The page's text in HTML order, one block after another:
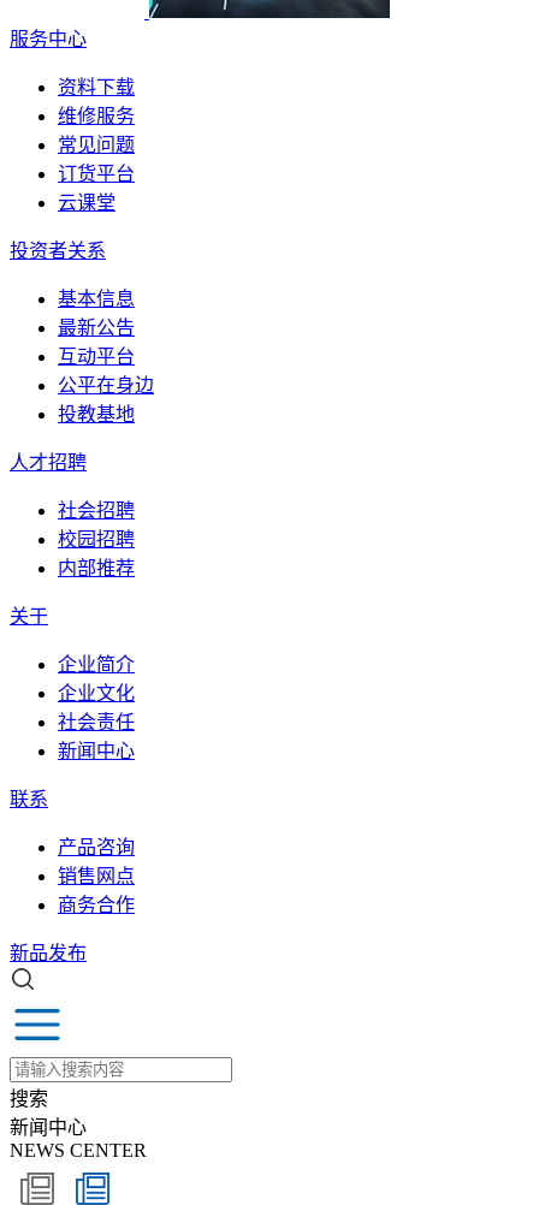
服务中心
资料下载
维修服务
常见问题
订货平台
云课堂
投资者关系
基本信息
最新公告
互动平台
公平在身边
投教基地
人才招聘
社会招聘
校园招聘
内部推荐
关于
企业简介
企业文化
社会责任
新闻中心
联系
产品咨询
销售网点
商务合作
新品发布
搜索
新闻中心
NEWS CENTER